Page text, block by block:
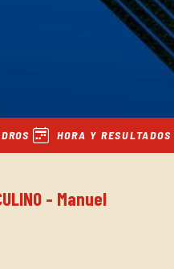
HORA Y RESULTADOS
- Manuel